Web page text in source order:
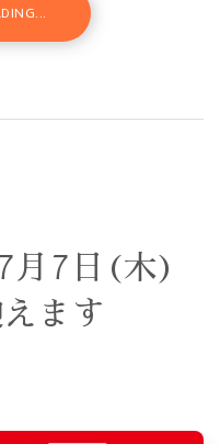
月7日(木)
ます